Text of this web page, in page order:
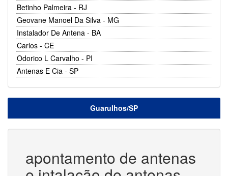
Betinho Palmeira - RJ
Geovane Manoel Da Silva - MG
Instalador De Antena - BA
Carlos - CE
Odorico L Carvalho - PI
Antenas E Cia - SP
Guarulhos/SP
apontamento de antenas